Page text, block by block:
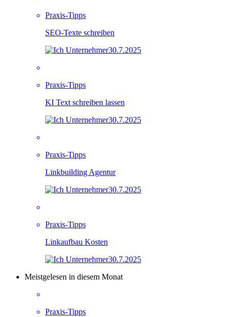
Praxis-Tipps
SEO-Texte schreiben
30.7.2025
Praxis-Tipps
KI Text schreiben lassen
30.7.2025
Praxis-Tipps
Linkbuilding Agentur
30.7.2025
Praxis-Tipps
Linkaufbau Kosten
30.7.2025
Meistgelesen in diesem Monat
Praxis-Tipps